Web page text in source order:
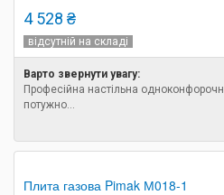
4 528 ₴
відсутній на складі
Варто звернути увагу:
Професійна настільна
потужно...
Плита газова Pimak М018-1